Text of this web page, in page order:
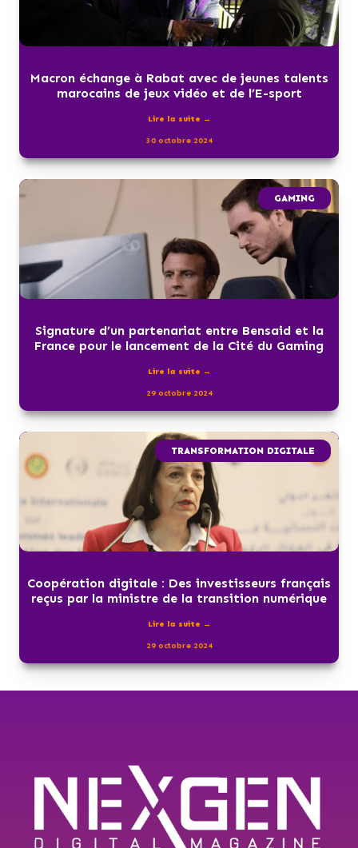
Macron échange à Rabat avec de jeunes talents
marocains de jeux vidéo et de l’E-sport
Lire la suite →
30 octobre 2024
GAMING
Signature d’un partenariat entre Bensaid et la
France pour le lancement de la Cité du Gaming
Lire la suite →
29 octobre 2024
TRANSFORMATION DIGITALE
Coopération digitale : Des investisseurs français
reçus par la ministre de la transition numérique
Lire la suite →
29 octobre 2024